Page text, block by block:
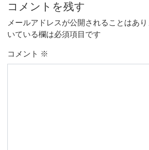
コメントを残す
メールアドレスが公開されることはあり
いている欄は必須項目です
コメント ※